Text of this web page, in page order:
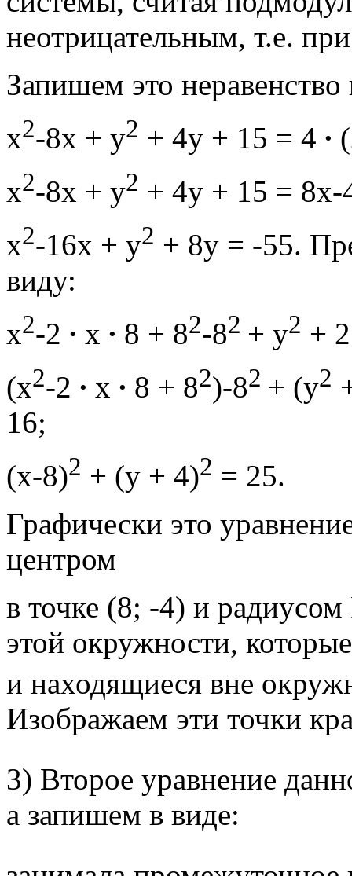
неотрицательным, т.е.
Запишем это
x2-8x + y2 + 4y + 15 = 4 ∙
x2-8x + y2 + 4y + 15 = 8х-
x2-16х + y2 + 8у = -55.
виду:
x2-2 ∙ х ∙ 8 + 82-82 + y2 +
(x2-2 ∙ х ∙ 8 + 82)-82 + (y2
16;
(х-8)2 + (у + 4)2 = 25.
Графически это
центром
в точке (8; -4) и
этой окружности,
и находящиеся вне
Изображаем эти точки
3) Второе уравнение
а запишем в виде: